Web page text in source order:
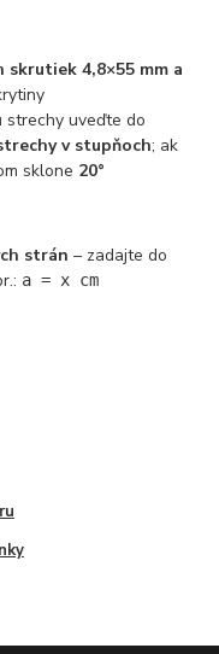
skrutiek 4,8×55 mm a
strechy uveďte do
v stupňoch; ak
sklone 20°
strán – zadajte do
a = x cm